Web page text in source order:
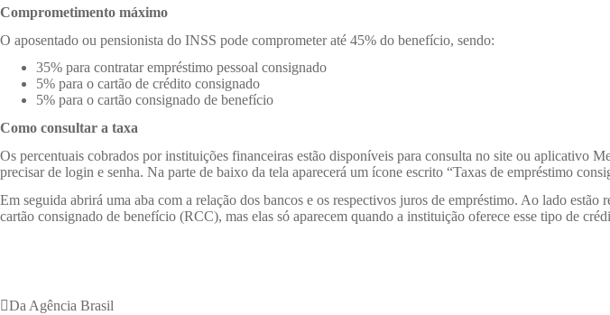
Comprometimento máximo
O aposentado ou pensionista do INSS pode comprometer até 45% do benefício, sendo:
35% para contratar empréstimo pessoal consignado
5% para o cartão de crédito consignado
5% para o cartão consignado de benefício
Como consultar a taxa
Os percentuais cobrados por instituições financeiras estão disponíveis para consulta no site ou aplicativo
precisar de login e senha. Na parte de baixo da tela aparecerá um ícone escrito “Taxas de empréstimo
Em seguida abrirá uma aba com a relação dos bancos e os respectivos juros de empréstimo. Ao lado
cartão consignado de benefício (RCC), mas elas só aparecem quando a instituição oferece esse tipo de
Da Agência Brasil